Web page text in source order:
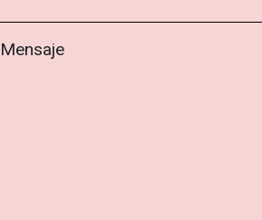
Mensaje